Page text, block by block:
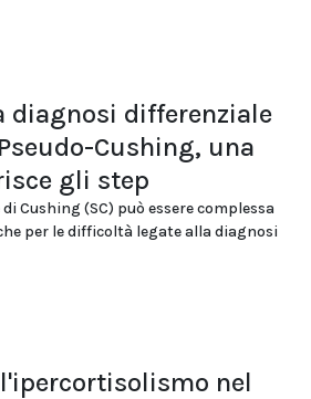
diagnosi differenziale
Cushing, una
gli step
Cushing (SC) può essere complessa
per le difficoltà legate alla diagnosi
nel